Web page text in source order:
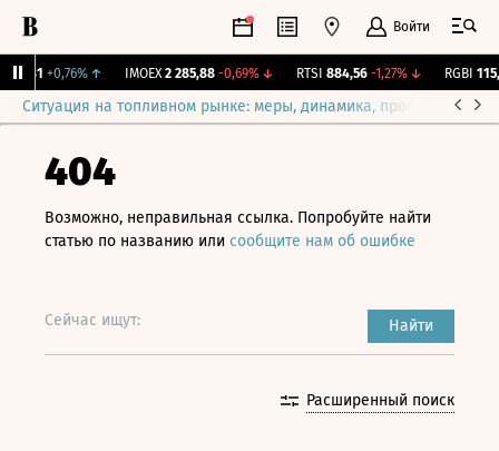
Войти
+0,76%↑ IMOEX 2 285,88 -0,69%↓ RTSI 884,56 -1,27%↓ RGBI
Ситуация на топливном рынке: меры, динамика, прогнозы
404
Возможно, неправильная ссылка. Попробуйте найти
статью по названию или сообщите нам об ошибке
Сейчас ищут: Найти
Расширенный поиск